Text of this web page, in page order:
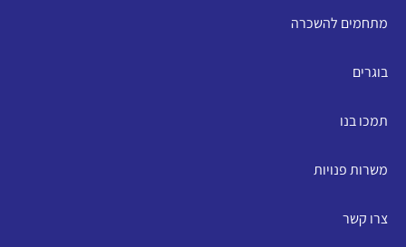
מתחמים להשכרה
בוגרים
תמכו בנו
משרות פנויות
צרו קשר